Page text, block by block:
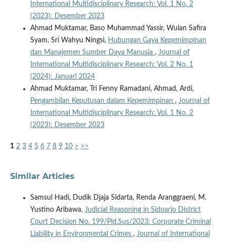
International Multidisciplinary Research: Vol. 1 No. 2
(2023): Desember 2023
Ahmad Muktamar, Baso Muhammad Yassir, Wulan Safira
Syam, Sri Wahyu Ningsi, Hubungan Gaya Kepemimpinan
dan Manajemen Sumber Daya Manusia , Journal of
International Multidisciplinary Research: Vol. 2 No. 1
(2024): Januari 2024
Ahmad Muktamar, Tri Fenny Ramadani, Ahmad, Ardi,
Pengambilan Keputusan dalam Kepemimpinan , Journal of
International Multidisciplinary Research: Vol. 1 No. 2
(2023): Desember 2023
1 2 3 4 5 6 7 8 9 10 > >>
Similar Articles
Samsul Hadi, Dudik Djaja Sidarta, Renda Aranggraeni, M.
Yustino Aribawa, Judicial Reasoning in Sidoarjo District
Court Decision No. 199/Pid.Sus/2023: Corporate Criminal
Liability in Environmental Crimes , Journal of International